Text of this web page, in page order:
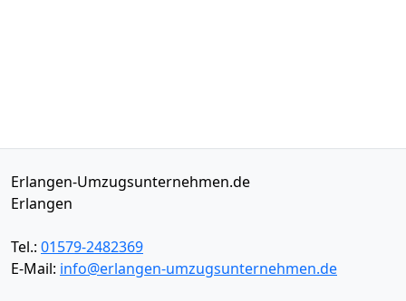
Erlangen-Umzugsunternehmen.de
Erlangen
Tel.: 01579-2482369
E-Mail: info@erlangen-umzugsunternehmen.de